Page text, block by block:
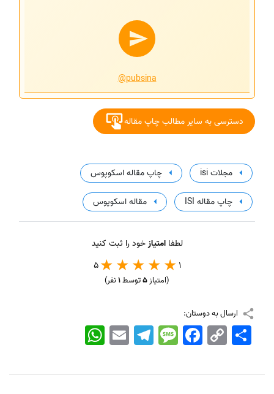
@pubsina
دسترسی به سایر مطالب چاپ مقاله
مجلات isi چاپ مقاله اسکوپوس
چاپ مقاله ISI مقاله اسکوپوس
لطفاامتیازخود را ثبت کنید
1
5
(امتیاز5توسط1نفر)
ارسال به دوستان:
WhatsApp EmailTelegramMessageFacebook Copy
Link
اشتراک